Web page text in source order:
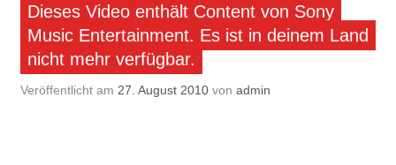
Dieses Video enthält Content von Sony
Music Entertainment. Es ist in deinem Land
nicht mehr verfügbar.
Veröffentlicht am 27. August 2010von admin